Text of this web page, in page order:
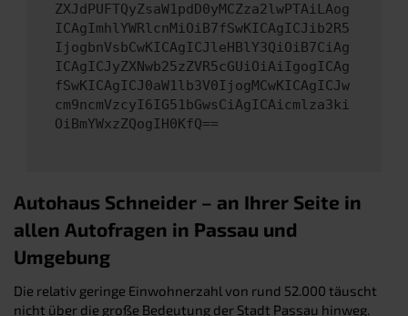
ZXJdPUFTQyZsaW1pdD0yMCZza2lwPTAiLAog
ICAgImhlYWRlcnMiOiB7fSwKICAgICJib2R5
IjogbnVsbCwKICAgICJleHBlY3QiOiB7CiAg
ICAgICJyZXNwb25zZVR5cGUiOiAiIgogICAg
fSwKICAgICJ0aW1lb3V0IjogMCwKICAgICJw
cm9ncmVzcyI6IG51bGwsCiAgICAicmlza3ki
OiBmYWxzZQogIH0KfQ==
Autohaus Schneider – an Ihrer Seite in
allen Autofragen in Passau und
Umgebung
Die relativ geringe Einwohnerzahl von rund 52.000 täuscht
nicht über die große Bedeutung der Stadt Passau hinweg.